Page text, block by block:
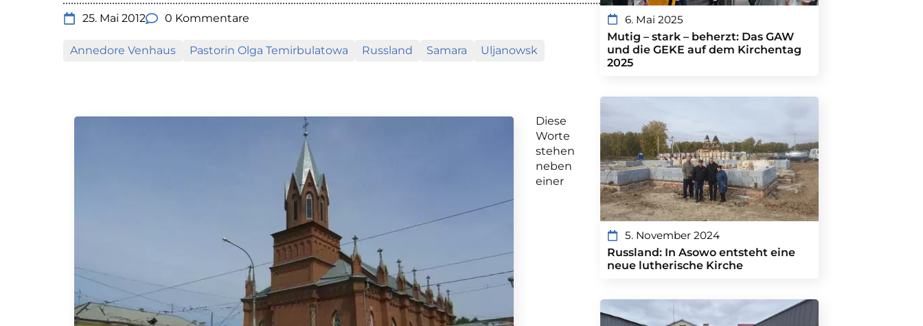
25. Mai 2012 0 Kommentare
Annedore Venhaus Pastorin Olga Temirbulatowa Russland Samara Uljanowsk
Diese
Worte
stehen
neben
einer
6. Mai 2025
Mutig – stark – beherzt: Das GAW
und die GEKE auf dem Kirchentag
2025
5. November 2024
Russland: In Asowo entsteht eine
neue lutherische Kirche